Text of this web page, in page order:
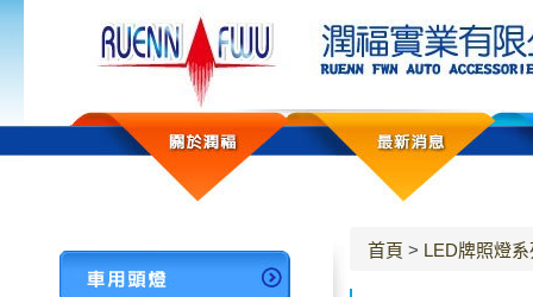
首頁 > LED牌照燈系